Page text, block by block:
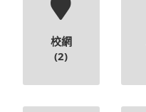
校網
(2)